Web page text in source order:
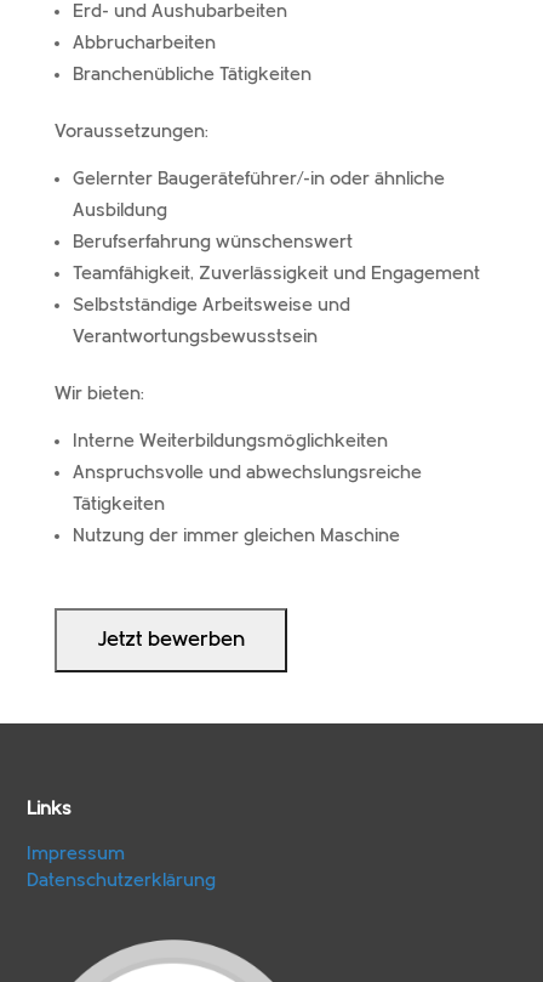
Erd- und Aushubarbeiten
Abbrucharbeiten
Branchenübliche Tätigkeiten
Voraussetzungen:
Gelernter Baugeräteführer/​-​in oder ähnli­che
Ausbildung
Berufserfahrung wünschens­wert
Teamfähigkeit, Zuverlässigkeit und Engagement
Selbstständige Arbeitsweise und
Verantwortungsbewusstsein
Wir bieten:
Interne Weiterbildungsmöglichkeiten
Anspruchsvolle und abwechs­lungs­rei­che
Tätigkeiten
Nutzung der immer glei­chen Maschine
Links
Impressum
Datenschutzerklärung